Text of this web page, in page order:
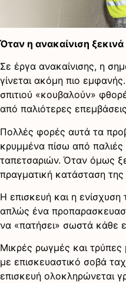
Όταν η ανακαίνιση
Σε έργα ανακαίνισης, η
γίνεται ακόμη πιο
σπιτιού «κουβαλούν»
από παλιότερες
Πολλές φορές αυτά τα
κρυμμένα πίσω από
ταπετσαριών. Όταν όμως
πραγματική κατάσταση της
Η επισκευή και η ενίσχυση
απλώς ένα
να «πατήσει» σωστά κάθε
Μικρές ρωγμές και
με επισκευαστικό σοβά
επισκευή ολοκληρώνεται